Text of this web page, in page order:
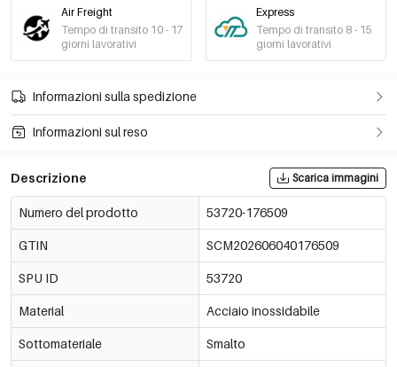
Air Freight
Tempo di transito 10 - 17
giorni lavorativi
Express
Tempo di transito 8 - 15
giorni lavorativi
Informazioni sulla spedizione
Informazioni sul reso
Descrizione Scarica immagini
Numero del prodotto 53720-176509
GTIN SCM202606040176509
SPU ID 53720
Material Acciaio inossidabile
Sottomateriale Smalto